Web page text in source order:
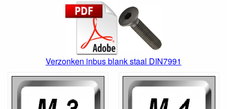
Verzonken inbus blank staal DIN7991